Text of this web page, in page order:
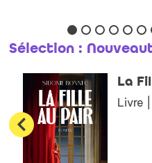
Sélection :
La
Livre